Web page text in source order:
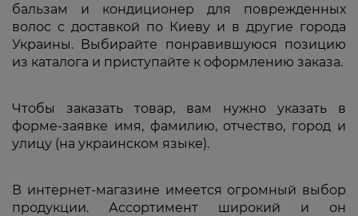
бальзам и кондиционер для поврежденных
волос с доставкой по Киеву и в другие города
Украины. Выбирайте понравившуюся позицию
из каталога и приступайте к оформлению заказа.
Чтобы заказать товар, вам нужно указать в
форме-заявке имя, фамилию, отчество, город и
улицу (на украинском языке).
В интернет-магазине имеется огромный выбор
продукции. Ассортимент широкий и он